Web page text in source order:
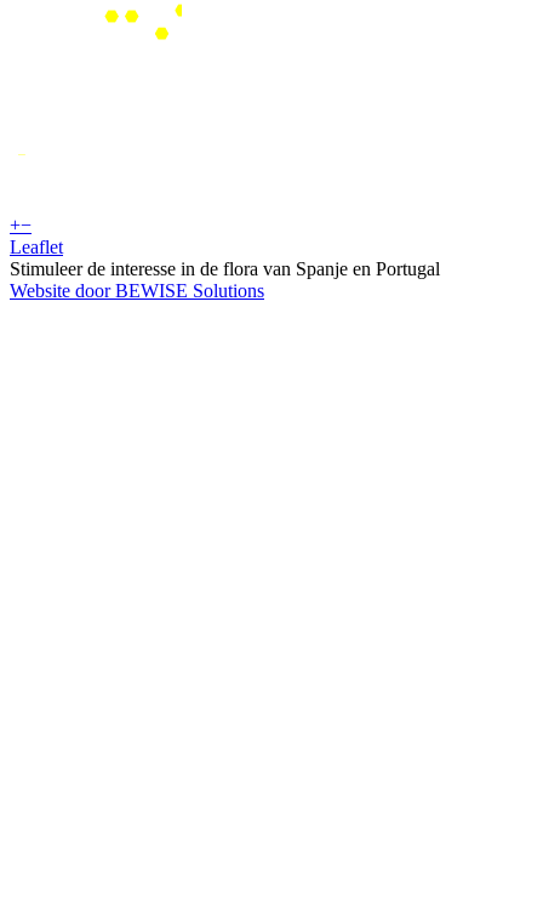
+−
Leaflet
Stimuleer de interesse in de flora van Spanje en Portugal
Website door BEWISE Solutions